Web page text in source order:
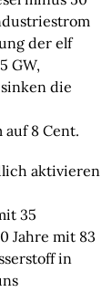
der elf
GW,
die
auf 8 Cent.
aktivieren
35
Jahre mit 83
in